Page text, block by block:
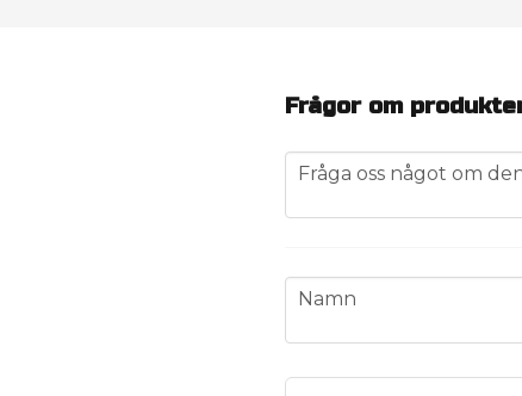
Frågor om
question
Fråga oss något om
name
Namn